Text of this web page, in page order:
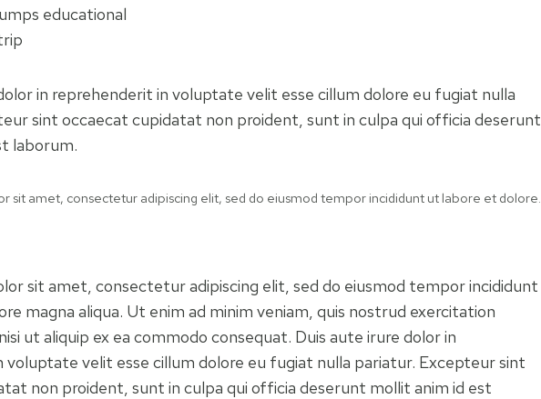
educational
in reprehenderit in voluptate velit esse cillum dolore eu fugiat nulla
sint occaecat cupidatat non proident, sunt in culpa qui officia deserunt
laborum.
sit amet, consectetur adipiscing elit, sed do eiusmod tempor incididunt ut labore et dolore.
sit amet, consectetur adipiscing elit, sed do eiusmod tempor incididunt
magna aliqua. Ut enim ad minim veniam, quis nostrud exercitation
ut aliquip ex ea commodo consequat. Duis aute irure dolor in
voluptate velit esse cillum dolore eu fugiat nulla pariatur. Excepteur sint
non proident, sunt in culpa qui officia deserunt mollit anim id est